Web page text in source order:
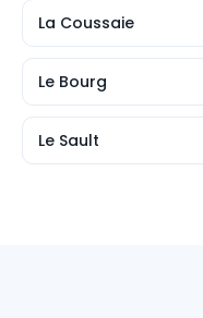
La Coussaie
Le Bourg
Le Sault